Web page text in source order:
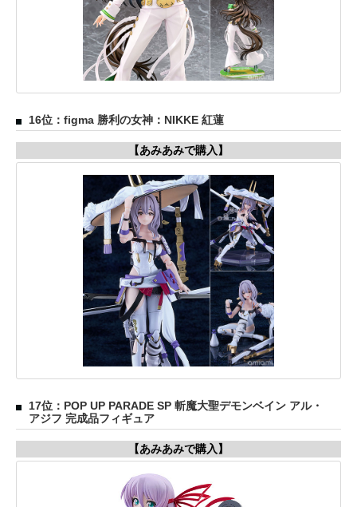
16位：figma 勝利の女神：NIKKE 紅蓮
【あみあみで購入】
17位：POP UP PARADE SP 斬魔大聖デモンベイン アル・
アジフ 完成品フィギュア
【あみあみで購入】